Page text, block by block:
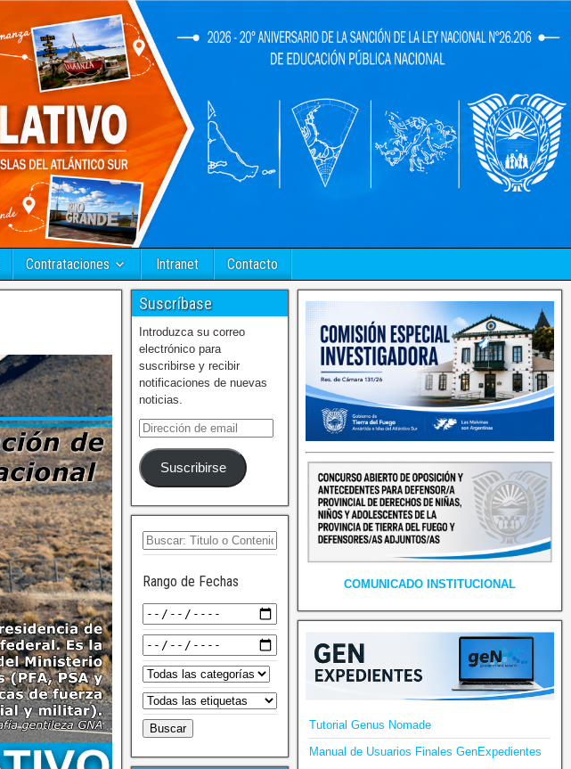
Contrataciones Intranet Contacto
Suscríbase
Introduzca su correo
electrónico para
suscribirse y recibir
notificaciones de nuevas
noticias.
Suscribirse
Rango de Fechas COMUNICADO INSTITUCIONAL
Tutorial Genus Nomade
Manual de Usuarios Finales GenExpedientes